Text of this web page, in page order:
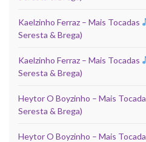
Kaelzinho Ferraz – Mais Tocadas
Seresta & Brega)
Kaelzinho Ferraz – Mais Tocadas
Seresta & Brega)
Heytor O Boyzinho – Mais
Seresta & Brega)
Heytor O Boyzinho – Mais